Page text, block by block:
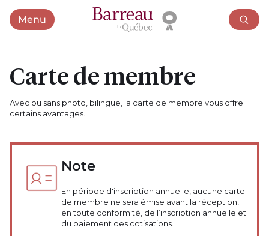
MenuOuvrir le menu
Carte de membre
Avec ou sans photo, bilingue, la carte de membre vous offre
certains avantages.
Note
En période d'inscription annuelle, aucune carte
de membre ne sera émise avant la réception,
en toute conformité, de l’inscription annuelle et
du paiement des cotisations.